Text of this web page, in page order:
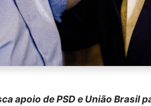
apoio de PSD e União Brasil